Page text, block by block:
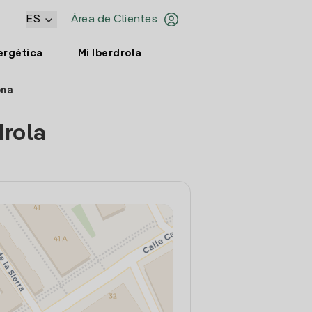
Área de Clientes
ES
Mi Iberdrola